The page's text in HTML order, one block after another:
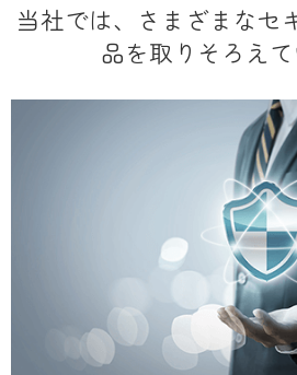
当社では、さまざまなセ
品を取りそろえて